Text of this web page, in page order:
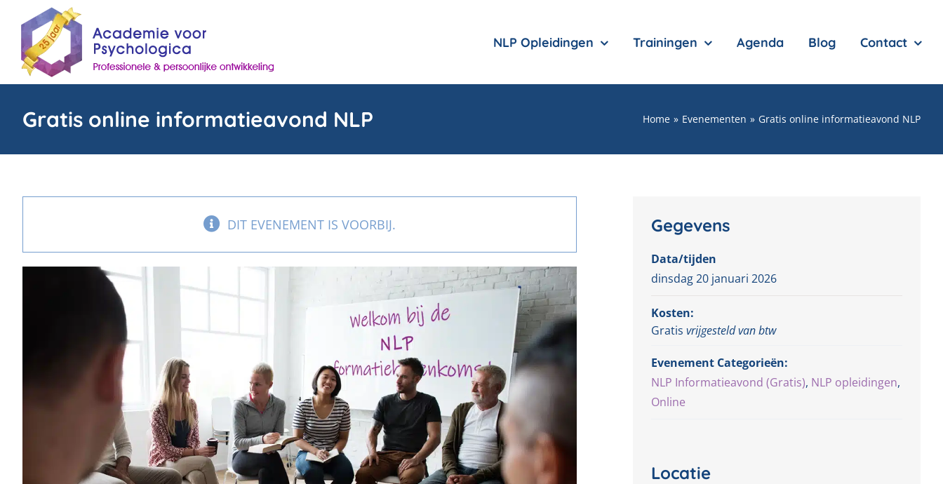
content
NLP Opleidingen Trainingen Agenda Blog Contact
Gratis online informatieavond NLP Home Evenementen Gratis online informatieavond NLP
DIT EVENEMENT IS VOORBIJ. Gegevens
Data/tijden
dinsdag 20 januari 2026
Kosten:
Gratis vrijgesteld van btw
Evenement Categorieën:
NLP Informatieavond (Gratis), NLP opleidingen,
Online
Locatie